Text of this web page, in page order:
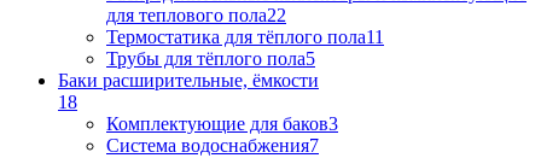
для теплового пола22
Термостатика для тёплого пола11
Трубы для тёплого пола5
Баки расширительные, ёмкости
18
Комплектующие для баков3
Система водоснабжения7